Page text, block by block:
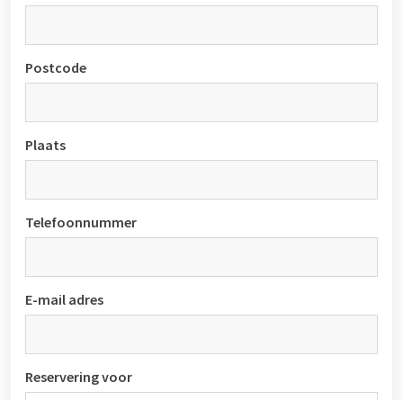
Postcode
Plaats
Telefoonnummer
E-mail adres
Reservering voor